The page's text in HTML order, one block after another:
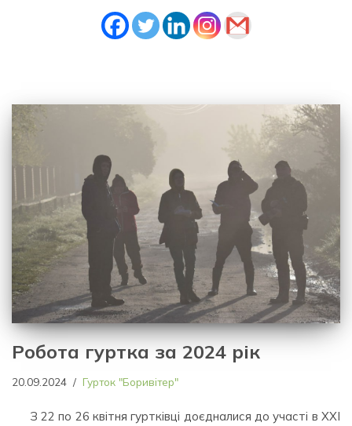
Робота гуртка за 2024 рік
20.09.2024 Гурток "Боривітер"
З 22 по 26 квітня гуртківці доєдналися до участі в ХХІ